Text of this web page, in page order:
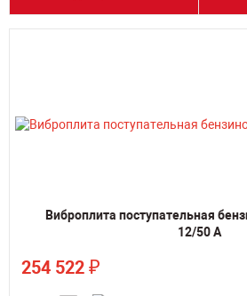
Виброплита поступательная
12/50 A
254 522 ₽